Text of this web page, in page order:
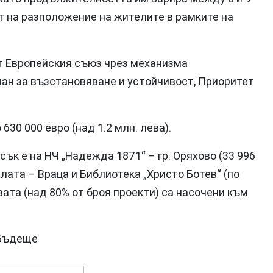
разположение на жителите в рамките на
Европейския съюз чрез механизма
за възстановяване и устойчивост, Приоритет
000 евро (над 1.2 млн. лева).
е на НЧ „Надежда 1871“ – гр. Оряхово (33 996
– Враца и Библиотека „Христо Ботев“ (по
(над 80% от броя проекти) са насочени към